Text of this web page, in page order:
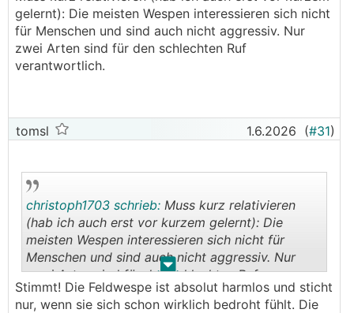
gelernt): Die meisten Wespen interessieren sich nicht
für Menschen und sind auch nicht aggressiv. Nur
zwei Arten sind für den schlechten Ruf
verantwortlich.
tomsl 1.6.2026 (#31)
. .
christoph1703 schrieb: Muss kurz relativieren
(hab ich auch erst vor kurzem gelernt): Die
meisten Wespen interessieren sich nicht für
Menschen und sind auch nicht aggressiv. Nur
zwei Arten sind für den schlechten Ruf
verantwortlich.
Stimmt! Die Feldwespe ist absolut harmlos und sticht
nur, wenn sie sich schon wirklich bedroht fühlt. Die